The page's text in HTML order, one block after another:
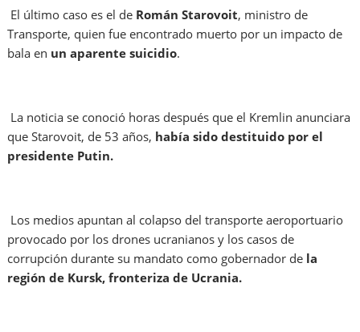
El último caso es el de Román Starovoit, ministro de
Transporte, quien fue encontrado muerto por un impacto de
bala en un aparente suicidio.
La noticia se conoció horas después que el Kremlin anunciara
que Starovoit, de 53 años, había sido destituido por el
presidente Putin.
Los medios apuntan al colapso del transporte aeroportuario
provocado por los drones ucranianos y los casos de
corrupción durante su mandato como gobernador de la
región de Kursk, fronteriza de Ucrania.